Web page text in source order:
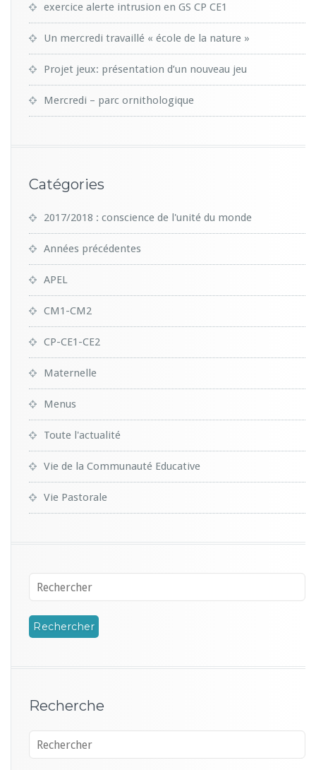
exercice alerte intrusion en GS CP CE1
Un mercredi travaillé « école de la nature »
Projet jeux: présentation d’un nouveau jeu
Mercredi – parc ornithologique
Catégories
2017/2018 : conscience de l'unité du monde
Années précédentes
APEL
CM1-CM2
CP-CE1-CE2
Maternelle
Menus
Toute l'actualité
Vie de la Communauté Educative
Vie Pastorale
Recherche